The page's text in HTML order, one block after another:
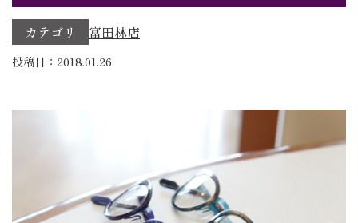
カテゴリ 富田林店
投稿日：2018.01.26.